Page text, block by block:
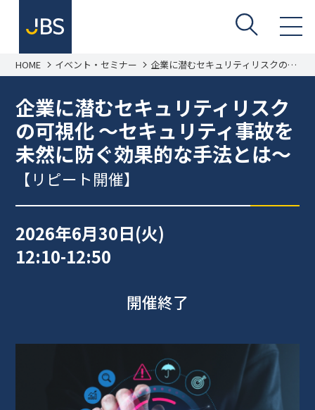
HOME イベント・セミナー 企業に潜むセキュリティリスクの可
視化
企業に潜むセキュリティリスク
の可視化 ～セキュリティ事故を
未然に防ぐ効果的な手法とは～
【リピート開催】
2026年6月30日(火)
12:10-12:50
開催終了